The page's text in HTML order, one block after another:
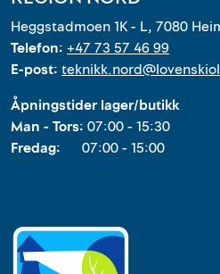
Heggstadmoen 1K - L, 7080
Telefon: +47 73 57 46 99
E-post:
Åpningstider lager/butikk
Man - Tors: 07:00 - 15:30
Fredag: 07:00 - 15:00